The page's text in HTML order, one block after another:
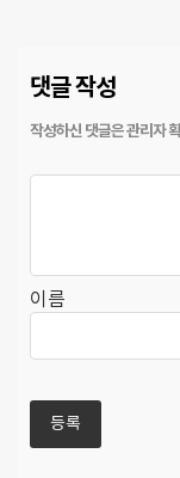
댓글 작성
이름